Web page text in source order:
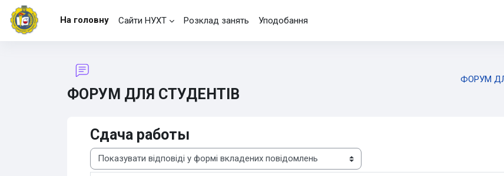
Перейти до головного вмісту
На головну
Сайти НУХТ Розклад занять Уподобання
ФОРУМ ДЛЯ СТУДЕНТІВ
ФОРУМ
Сдача работы
Тип показу